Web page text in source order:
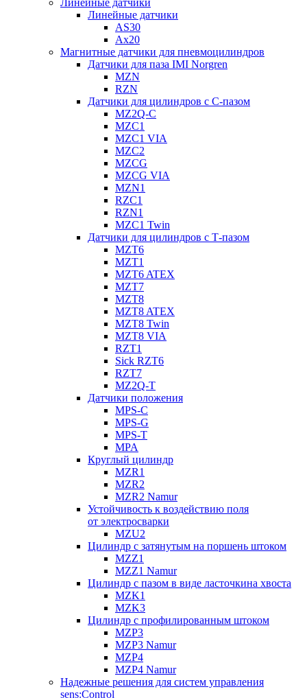
Линейные датчики
Линейные датчики
AS30
Ax20
Магнитные датчики для пневмоцилиндров
Датчики для паза IMI Norgren
MZN
RZN
Датчики для цилиндров с С-пазом
MZ2Q-C
MZC1
MZC1 VIA
MZC2
MZCG
MZCG VIA
MZN1
RZC1
RZN1
MZC1 Twin
Датчики для цилиндров с Т-пазом
MZT6
MZT1
MZT6 ATEX
MZT7
MZT8
MZT8 ATEX
MZT8 Twin
MZT8 VIA
RZT1
Sick RZT6
RZT7
MZ2Q-T
Датчики положения
MPS-C
MPS-G
MPS-T
MPA
Круглый цилиндр
MZR1
MZR2
MZR2 Namur
Устойчивость к воздействию поля
от электросварки
MZU2
Цилиндр с затянутым на поршень штоком
MZZ1
MZZ1 Namur
Цилиндр с пазом в виде ласточкина хвоста
MZK1
MZK3
Цилиндр с профилированным штоком
MZP3
MZP3 Namur
MZP4
MZP4 Namur
Надежные решения для систем управления
sens:Control